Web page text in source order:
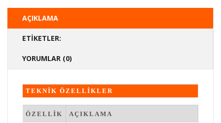
AÇIKLAMA
ETIKETLER:
YORUMLAR (0)
TEKNİK ÖZELLİKLER
ÖZELLİK AÇIKLAMA